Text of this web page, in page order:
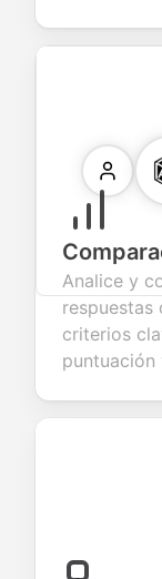
Analice y
respuestas
criterios